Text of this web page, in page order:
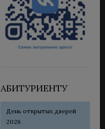
АБИТУРИЕНТУ
День открытых дверей
2026